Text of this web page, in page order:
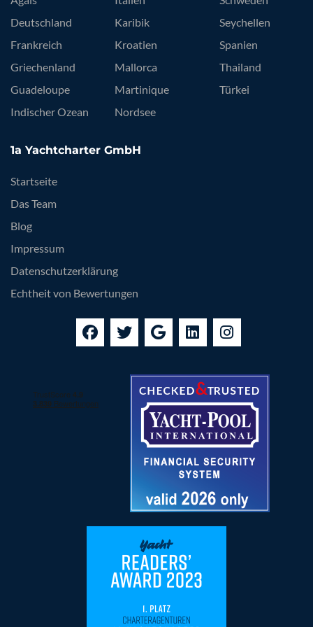
Deutschland
Frankreich
Griechenland
Guadeloupe
Indischer Ozean
Karibik
Kroatien
Mallorca
Martinique
Nordsee
Seychellen
Spanien
Thailand
Türkei
1a Yachtcharter GmbH
Startseite
Das Team
Blog
Impressum
Datenschutzerklärung
Echtheit von Bewertungen